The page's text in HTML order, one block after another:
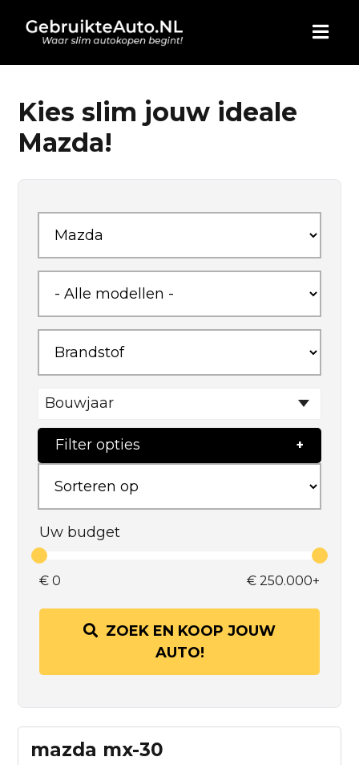
HOME
AUTO KOPEN
BLOG
WIE ZIJN WIJ
CONTACT
Kies slim jouw ideale
Mazda!
Bouwjaar
Filter opties
Uw budget
€ 0 € 250.000+
ZOEK EN KOOP JOUW
AUTO!
mazda mx-30